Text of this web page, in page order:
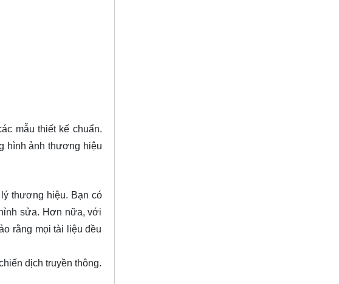
mẫu thiết kế chuẩn.
hình ảnh thương hiệu
thương hiệu. Bạn có
sửa. Hơn nữa, với
rằng mọi tài liệu đều
dịch truyền thông.